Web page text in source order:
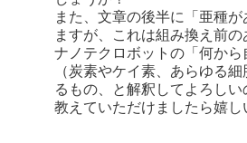
また、文章の後半に「亜種
ますが、これは組み換え前の
ナノテクロボットの「何から
（炭素やケイ素、あらゆる
るもの、と解釈してよろしい
教えていただけましたら嬉し